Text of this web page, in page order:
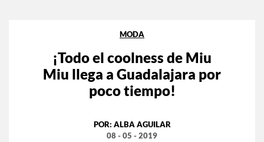
MODA
¡Todo el coolness de Miu
Miu llega a Guadalajara por
poco tiempo!
POR: ALBA AGUILAR
08 - 05 - 2019